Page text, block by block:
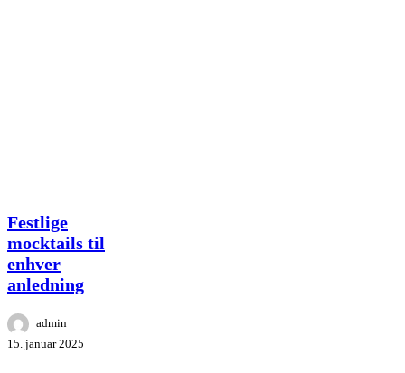
Festlige
mocktails
til
enhver
anledning
Festlige
mocktails til
enhver
anledning
admin
15. januar 2025